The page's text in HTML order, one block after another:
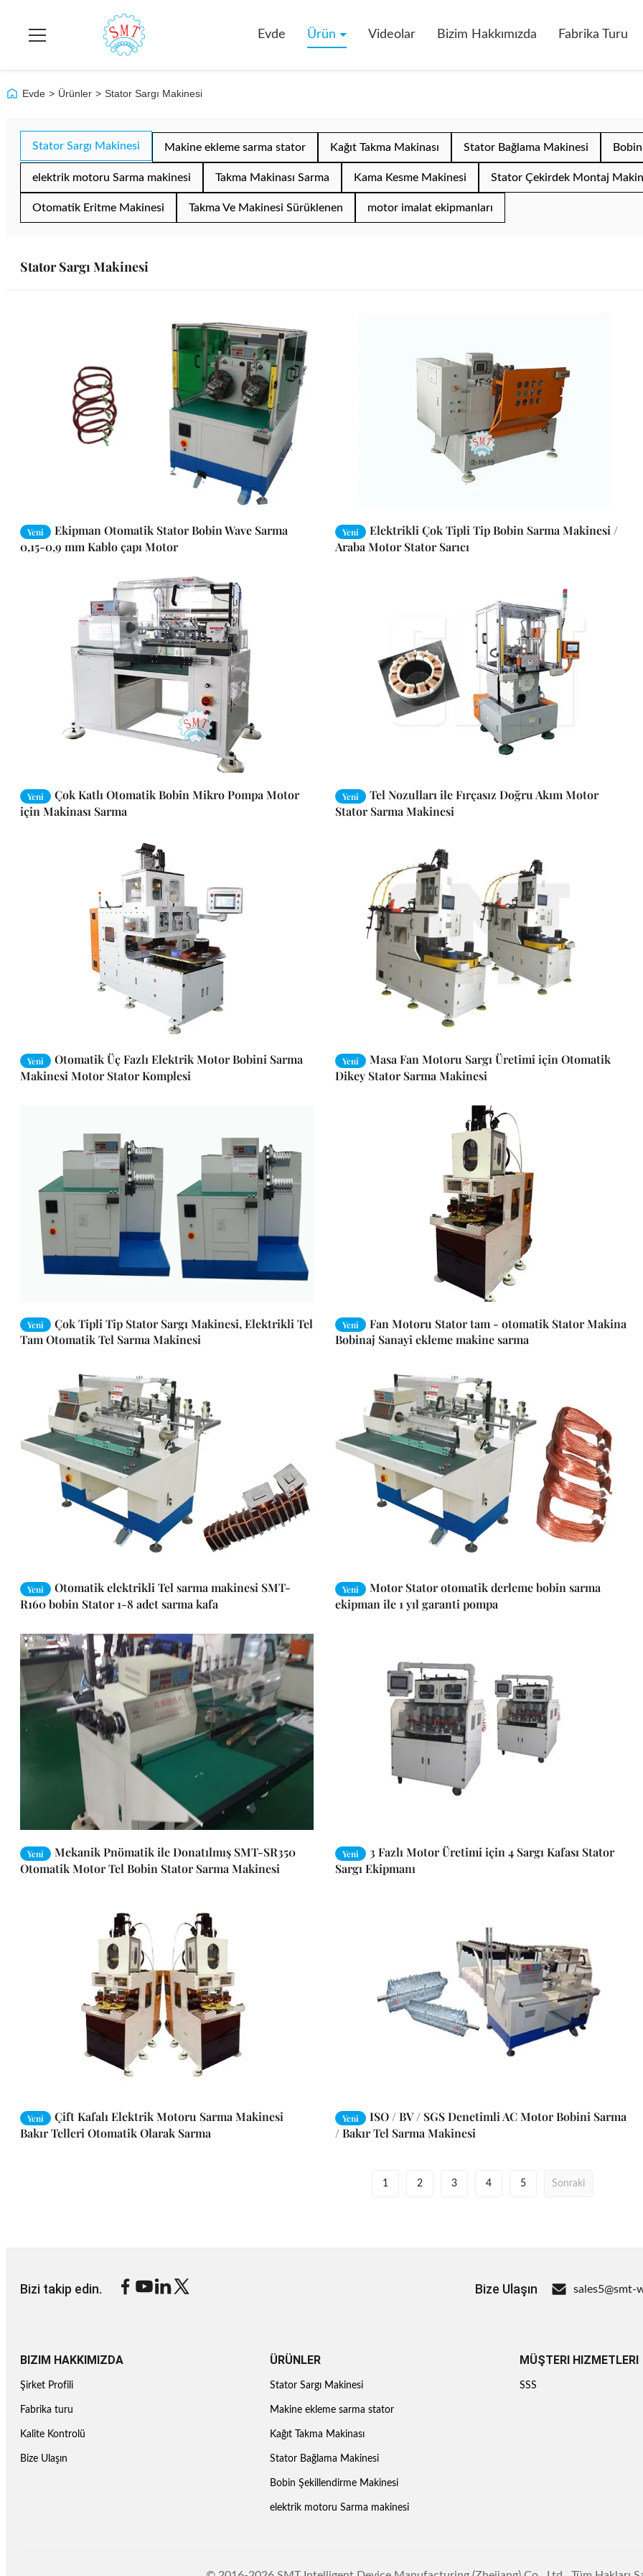
Evde Ürün Videolar Bizim Hakkımızda Fabrika Turu
Evde > Ürünler > Stator Sargı Makinesi
Stator Sargı Makinesi Makine ekleme sarma stator Kağıt Takma Makinası Stator Bağlama Makinesi
elektrik motoru Sarma makinesi Takma Makinası Sarma Kama Kesme Makinesi Stator Çekirdek Montaj
Otomatik Eritme Makinesi Takma Ve Makinesi Sürüklenen motor imalat ekipmanları
Stator Sargı Makinesi
Yeni
Ekipman Otomatik Stator Bobin Wave Sarma
0,15-0,9 mm Kablo çapı Motor
Yeni
Elektrikli Çok Tipli Tip Bobin Sarma Makinesi /
Araba Motor Stator Sarıcı
Yeni
Çok Katlı Otomatik Bobin Mikro Pompa Motor
için Makinası Sarma
Yeni
Tel Nozulları ile Fırçasız Doğru Akım Motor
Stator Sarma Makinesi
Yeni
Otomatik Üç Fazlı Elektrik Motor Bobini Sarma
Makinesi Motor Stator Komplesi
Yeni
Masa Fan Motoru Sargı Üretimi için Otomatik
Dikey Stator Sarma Makinesi
Yeni
Çok Tipli Tip Stator Sargı Makinesi, Elektrikli Tel
Tam Otomatik Tel Sarma Makinesi
Yeni
Fan Motoru Stator tam - otomatik Stator Makina
Bobinaj Sanayi ekleme makine sarma
Yeni
Otomatik elektrikli Tel sarma makinesi SMT-
R160 bobin Stator 1-8 adet sarma kafa
Yeni
Motor Stator otomatik derleme bobin sarma
ekipman ile 1 yıl garanti pompa
Yeni
Mekanik Pnömatik ile Donatılmış SMT-SR350
Otomatik Motor Tel Bobin Stator Sarma Makinesi
Yeni
3 Fazlı Motor Üretimi için 4 Sargı Kafası Stator
Sargı Ekipmanı
Yeni
Çift Kafalı Elektrik Motoru Sarma Makinesi
Bakır Telleri Otomatik Olarak Sarma
Yeni
ISO / BV / SGS Denetimli AC Motor Bobini Sarma
/ Bakır Tel Sarma Makinesi
1 2 3 4 5 Sonraki
Bizi takip edin. Bize Ulaşın sales5@smt-
BIZIM HAKKIMIZDA
Şirket Profili
Fabrika turu
Kalite Kontrolü
Bize Ulaşın
ÜRÜNLER
Stator Sargı Makinesi
Makine ekleme sarma stator
Kağıt Takma Makinası
Stator Bağlama Makinesi
Bobin Şekillendirme Makinesi
elektrik motoru Sarma makinesi
MÜŞTERI HIZMETLERI
SSS